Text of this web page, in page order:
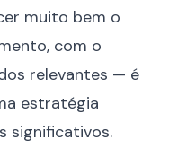
muito bem o
com o
relevantes — é
estratégia
significativos.